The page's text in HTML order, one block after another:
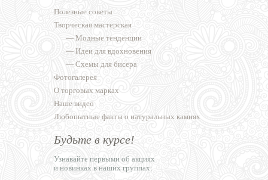
Полезные советы
Творческая мастерская
— Модные тенденции
— Идеи для вдохновения
— Схемы для бисера
Фотогалерея
О торговых марках
Наше видео
Любопытные факты о натуральных камнях
Будьте в курсе!
Узнавайте первыми об акциях
и новинках в наших группах: